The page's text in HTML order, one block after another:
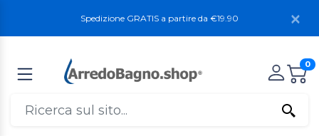
Spedizione GRATIS a partire da €19.90
0